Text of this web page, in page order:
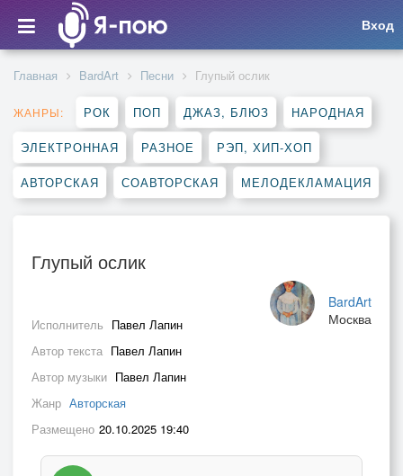
Вход
Главная BardArt Песни Глупый ослик
ЖАНРЫ: РОК ПОП ДЖАЗ, БЛЮЗ НАРОДНАЯ
ЭЛЕКТРОННАЯ РАЗНОЕ РЭП, ХИП-ХОП
АВТОРСКАЯ СОАВТОРСКАЯ МЕЛОДЕКЛАМАЦИЯ
Глупый ослик
BardArt
Москва
Исполнитель Павел Лапин
Автор текста Павел Лапин
Автор музыки Павел Лапин
Жанр Авторская
Размещено 20.10.2025 19:40